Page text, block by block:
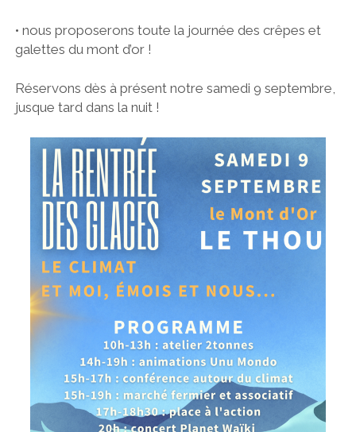
• nous proposerons toute la journée des crêpes et
galettes du mont d’or !
Réservons dès à présent notre samedi 9 septembre,
jusque tard dans la nuit !